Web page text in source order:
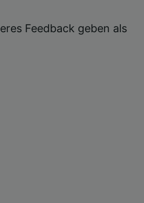
Feedback geben als